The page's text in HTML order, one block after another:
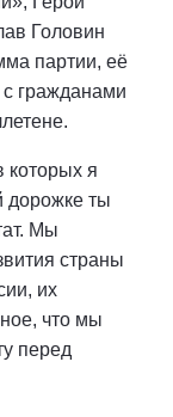
Головин
партии, её
гражданами
которых я
дорожке ты
Мы
страны
их
что мы
перед